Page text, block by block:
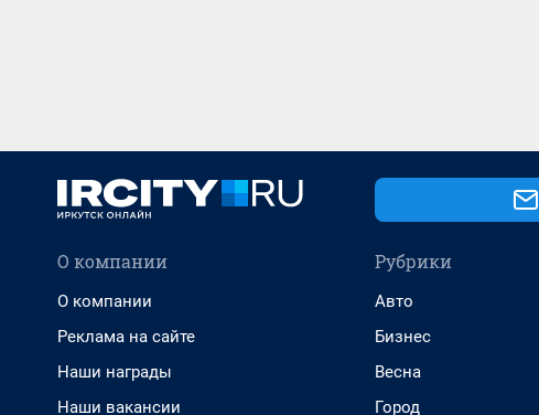
О компании
О компании
Реклама на сайте
Наши награды
Наши вакансии
Рубрики
Авто
Бизнес
Весна
Город